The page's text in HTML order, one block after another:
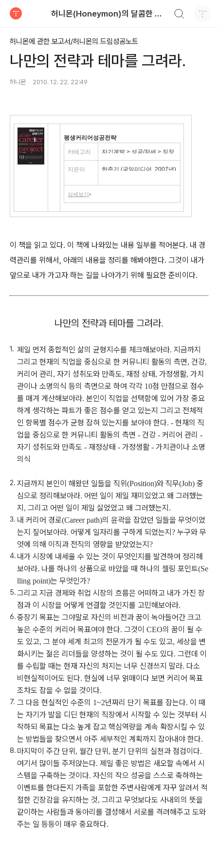
허니몬(Honeymon)의 달콤한 비행
허니몬에 관한 보고서/허니몬의 드림성공노트
나만의 전략과 테마를 그려라.
허니몬 2010. 12. 22. 22:49
평생커리어성공전략
카테고리
자기계발 > 성공/처세 > 직장
처세술
지은이
한준기 (국일미디어, 2007년)
상세보기
이 책을 읽고 있다. 이 책에 나와있는 내용 일부를 적어본다. 내 경
력관리를 위해서, 아래의 내용을 정리를 해봐야한다. 그것이 내가
앞으로 내가 가고자 하는 길을 나아가기 위해 필요한 준비이다.
나만의 전략과 테마를 그려라.
제일 먼저 종합적인 삶의 균형지수를 체크해보아라. 지금까지
그리고 현재의 직업을 중심으로 한 커뮤니티 활동의 측면, 건강,
커리어 관리 , 자기 성취도와 만족도, 재정 상태, 가정생활, 가치
관이나 소명의식 등의 측면으로 하여 각각 10점 만점으로 점수
를 매겨 게산해보아라. 본인이 직업을 선택함에 있어 가장 중요
하게 생각하는 파트가 좋은 점수를 얻고 있는지 그리고 전체적
인 항목별 점수가 균형 잡혀 있는지를 보아야 한다. - 현재의 직
업을 중심으로 한 커뮤니티 활동의 측면 - 건강 - 커리어 관리 -
자기 성취도와 만족도 - 재정상태 - 가정생활 - 가치관이나 소명
의식
지금까지 본인이 해왔던 일들을 직위 (Position)와 직무(Job) 중
심으로 정리해보아라. 어떤 일이 제일 재미있었고 왜 그러했는
지 , 그리고 어떤 일이 제일 싫었었고 왜 그러했는지 .
내 커리어 경로(Career path)의 윤곽을 잡았던 일들을 무엇이었
는지 짚어보아라. 어떻게 일자리를 구하게 되었는지 ? 누구와 무
엇에 의해 이직과 전직의 영향을 받았었는지 ?
내가 시장에 내세울 수 있는 것이 무엇인지를 발견하여 정리해
보아라. 나를 하나의 상품으로 바았을 때 하나의 셀링 포인트(Se
lling point)는 무엇인가?
그리고 지금 경제와 취업 시장의 흐름은 어떠하고 내가 가진 장
점과 이 시장을 어떻게 연결할 것인지를 고민해보아라.
중장기 목표는 그야말로 자신의 비전과 꿈이 녹아들어간 크고
높은 수준의 커리어 목표여야 한다. 그것이 CEO의 꿈이 될 수
도 있고, 그 분야 세계 최고의 전문가가 될 수도 있고, 세상을 변
화시키는 젊은 리더들을 양성하는 것이 될 수도 있다. 그런데 이
를 수립할 때는 현재 자신의 처지는 너무 신경쓰지 말라. 다소
비현실적이어도 된다. 현실에 너무 얽매이다 보면 커리어 목표
조차도 잡을 수 없을 것이다.
그 다음 현실적인 수준의 1~2년짜리 단기 목표를 잡는다. 이 때
는 자기가 발을 디딘 현재의 직장에서 시작할 수 있는 것부터 시
작하되 목표는 다소 높게 잡고 핵심역량을 계속 확장시킬 수 있
는 방법들을 찾으면서 아주 세부적인 계획까지 잡아내야 한다.
마지막이 주간 단위 , 월간 단위 , 분기 단위의 실천과 점검이다.
여기서 많이들 주저앉는다. 제일 좋은 방법은 새오할 속에서 시
스템을 구축하는 것이다. 자신의 작으 성공을 스스로 축하하는
이벤트를 한다든지 가족을 포함한 주변사람에게 자꾸 알려서 적
절한 긴장감을 유지하는 것, 그리고 무엇보다도 사내외의 뜻을
같이하는 사람들과 동아리를 결성해서 서로를 격려해주고 도와
주는 일 등등이 매우 중요하다.